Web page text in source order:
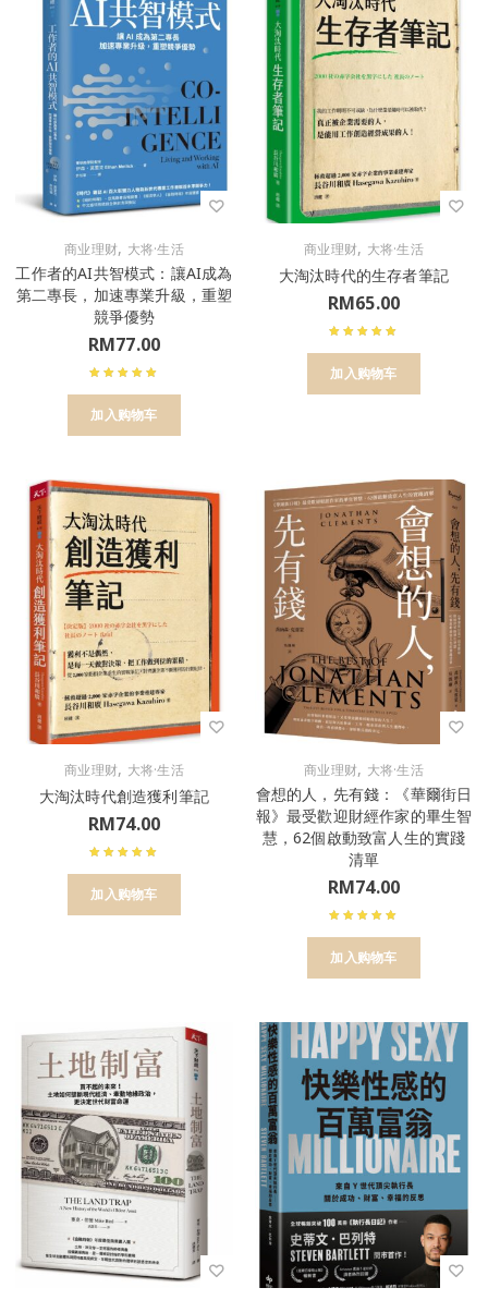
商业理财, 大将·生活
工作者的AI共智模式：讓AI成為
第二專長，加速專業升級，重塑
競爭優勢
RM77.00
加入购物车
商业理财, 大将·生活
大淘汰時代的生存者筆記
RM65.00
加入购物车
商业理财, 大将·生活
大淘汰時代創造獲利筆記
RM74.00
加入购物车
商业理财, 大将·生活
會想的人，先有錢：《華爾街日
報》最受歡迎財經作家的畢生智
慧，62個啟動致富人生的實踐
清單
RM74.00
加入购物车